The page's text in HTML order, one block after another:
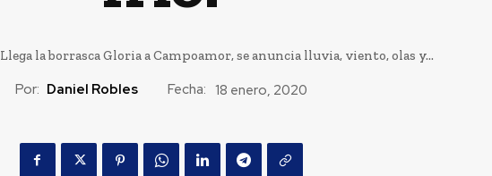
Llega la borrasca Gloria a Campoamor, se anuncia lluvia, viento, olas y...
Por: Daniel Robles Fecha: 18 enero, 2020